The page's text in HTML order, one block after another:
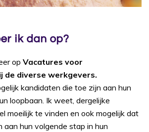
ik dan op?
op Vacatures voor
de diverse werkgevers.
kandidaten die toe zijn aan hun
loopbaan. Ik weet, dergelijke
moeilijk te vinden en ook mogelijk dat
aan hun volgende stap in hun